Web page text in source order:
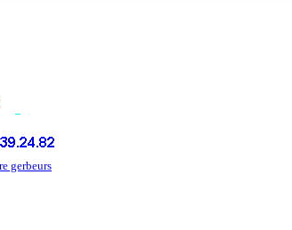
gerbeurs